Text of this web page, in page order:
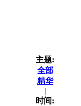
主题:
全部
精华
|
时间: